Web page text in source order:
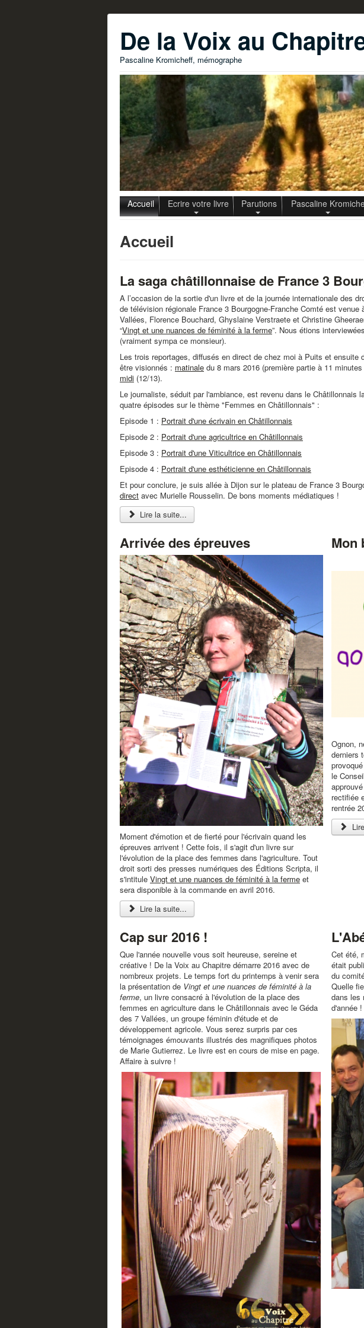
De la Voix au
Pascaline Kromicheff, mémographe
Accueil Ecrire votre livre Parutions Pascaline
Accueil
La saga châtillonnaise de France 3
A l’occasion de la sortie d'un livre et de la journée internationale des
de télévision régionale France 3 Bourgogne-Franche Comté est
Vallées, Florence Bouchard, Ghyslaine Verstraete et Christine
“Vingt et une nuances de féminité à la ferme”. Nous étions
(vraiment sympa ce monsieur).
Les trois reportages, diffusés en direct de chez moi à Puits et ensuite
être visionnés : matinale du 8 mars 2016 (première partie à 11
midi (12/13).
Le journaliste, séduit par l'ambiance, est revenu dans le Châtillonnais
quatre épisodes sur le thème "Femmes en Châtillonnais" :
Episode 1 : Portrait d'une écrivain en Châtillonnais
Episode 2 : Portrait d'une agricultrice en Châtillonnais
Episode 3 : Portrait d'une Viticultrice en Châtillonnais
Episode 4 : Portrait d'une esthéticienne en Châtillonnais
Et pour conclure, je suis allée à Dijon sur le plateau de France 3
direct avec Murielle Rousselin. De bons moments médiatiques !
Lire la suite...
Arrivée des épreuves
Moment d'émotion et de fierté pour l'écrivain quand les
épreuves arrivent ! Cette fois, il s'agit d'un livre sur
l'évolution de la place des femmes dans l'agriculture. Tout
droit sorti des presses numériques des Éditions Scripta, il
s'intitule Vingt et une nuances de féminité à la ferme et
sera disponible à la commande en avril 2016.
Lire la suite...
Mon
Ognon,
derniers
le
rectifiée
rentrée
Cap sur 2016 !
Que l'année nouvelle vous soit heureuse, sereine et
créative ! De la Voix au Chapitre démarre 2016 avec de
nombreux projets. Le temps fort du printemps à venir sera
la présentation de Vingt et une nuances de féminité à la
ferme, un livre consacré à l'évolution de la place des
femmes en agriculture dans le Châtillonnais avec le Géda
des 7 Vallées, un groupe féminin d'étude et de
développement agricole. Vous serez surpris par ces
témoignages émouvants illustrés des magnifiques photos
de Marie Gutierrez. Le livre est en cours de mise en page.
Affaire à suivre !
Cet été,
était
du
Quelle
dans les
d'année !